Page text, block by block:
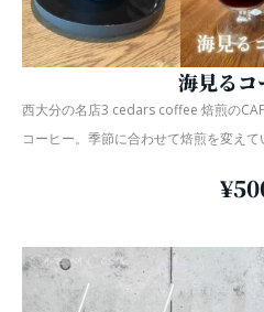
海見るコ
西大分の名店3 cedars coffee 焙煎の
コーヒー。季節に合わせて焙煎を変えて